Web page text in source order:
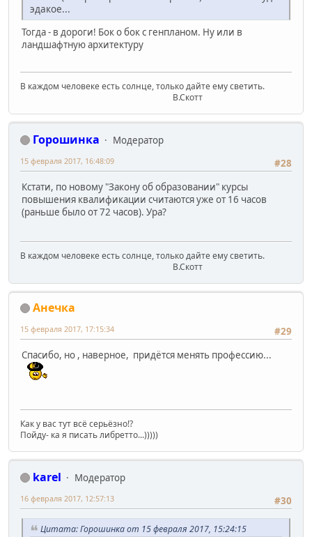
эдакое...
Тогда - в дороги! Бок о бок с генпланом. Ну или в
ландшафтную архитектуру
В каждом человеке есть солнце, только дайте ему светить.
В.Скотт
Горошинка
Модератор
#28
15 февраля 2017, 16:48:09
Кстати, по новому "Закону об образовании" курсы
повышения квалификации считаются уже от 16 часов
(раньше было от 72 часов). Ура?
В каждом человеке есть солнце, только дайте ему светить.
В.Скотт
Анечка
#29
15 февраля 2017, 17:15:34
Спасибо, но , наверное, придётся менять профессию...
Как у вас тут всё серьёзно!?
Пойду- ка я писать либретто...)))))
karel
Модератор
#30
16 февраля 2017, 12:57:13
Цитата: Горошинка от 15 февраля 2017, 15:24:15